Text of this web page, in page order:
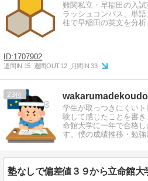
難関私立・早稲田の入
ラッシュコンパス、単
柱で早稲田の英文を分析
1707902
週間IN:15 週間OUT:12 月間IN:33
23
学生が取っつきにくい
験して感じたことを書
命館大学に一年で合格
す。僕の成績推移・勉